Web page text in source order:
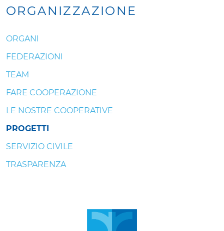
ORGANIZZAZIONE
ORGANI
FEDERAZIONI
TEAM
FARE COOPERAZIONE
LE NOSTRE COOPERATIVE
PROGETTI
SERVIZIO CIVILE
TRASPARENZA